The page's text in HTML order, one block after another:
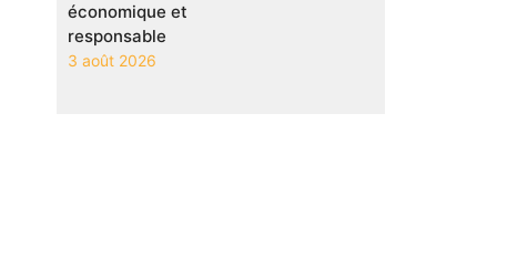
économique et
responsable
3 août 2026